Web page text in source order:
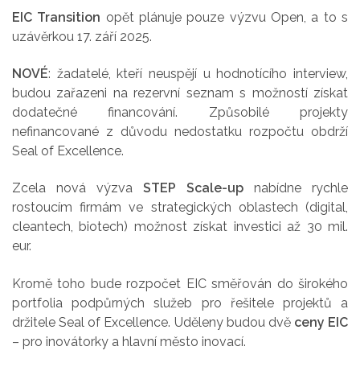
EIC Transition opět plánuje pouze výzvu Open, a to s
uzávěrkou 17. září 2025.
NOVÉ: žadatelé, kteří neuspějí u hodnotícího interview,
budou zařazeni na rezervní seznam s možností získat
dodatečné financování. Způsobilé projekty
nefinancované z důvodu nedostatku rozpočtu obdrží
Seal of Excellence.
Zcela nová výzva STEP Scale-up nabídne rychle
rostoucím firmám ve strategických oblastech (digital,
cleantech, biotech) možnost získat investici až 30 mil.
eur.
Kromě toho bude rozpočet EIC směřován do širokého
portfolia podpůrných služeb pro řešitele projektů a
držitele Seal of Excellence. Uděleny budou dvě ceny EIC
– pro inovátorky a hlavní město inovací.